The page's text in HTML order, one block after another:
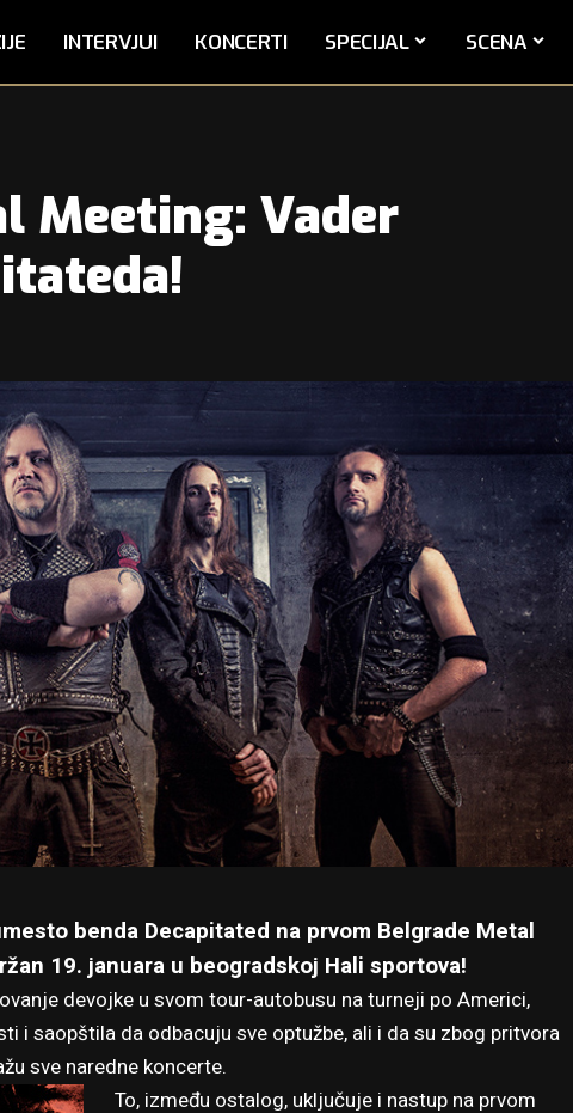
INTERVJUI KONCERTI SPECIJAL SCENA
Meeting: Vader
benda Decapitated na prvom Belgrade Metal
19. januara u beogradskoj Hali sportova!
devojke u svom tour-autobusu na turneji po Americi,
i saopštila da odbacuju sve optužbe, ali i da su zbog pritvora
sve naredne koncerte.
To, između ostalog, uključuje i nastup na prvom